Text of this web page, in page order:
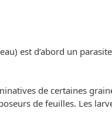
est d’abord un
de certaines
de feuilles. Les